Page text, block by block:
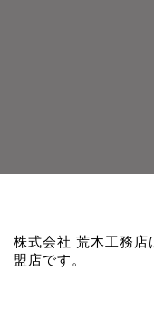
株式会社 荒木工務店
盟店です。